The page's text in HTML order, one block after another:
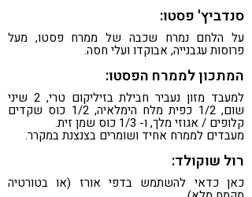
סנדביץ' פסטו:
על הלחם נמרח שכבה של ממרח פסטו, מעל
פרוסות עגבנייה, אבוקדו ועלי חסה.
המתכון לממרח הפסטו:
למעבד מזון נעביר חבילת בזיליקום טרי, 2 שיני
שום, 1/2 כפית מלח הימלאיה, 1/2 כוס שקדים
קלופים / אגוזי מלך, ו- 1/3 כוס שמן זית.
מעבדים לממרח אחיד ושומרים בצנצנת במקרר.
רול שוקולד:
כאן כדאי להשתמש בדפי אורז (או בטורטיה